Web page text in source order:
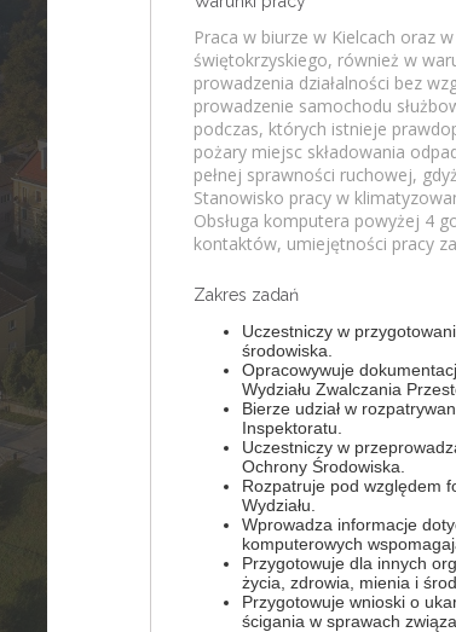
Praca w biurze w Kielcach oraz
świętokrzyskiego, również w
prowadzenia działalności bez
prowadzenie samochodu
podczas, których istnieje
pożary miejsc składowania
pełnej sprawności ruchowej,
Stanowisko pracy w
Obsługa komputera powyżej 4
kontaktów, umiejętności pracy
Zakres zadań
Uczestniczy w
środowiska.
Opracowywuje
Wydziału Zwalczania
Bierze udział w
Inspektoratu.
Uczestniczy w
Ochrony Środowiska.
Rozpatruje pod względem
Wydziału.
Wprowadza informacje
komputerowych
Przygotowuje dla innych
życia, zdrowia, mienia i
Przygotowuje wnioski o
ścigania w sprawach